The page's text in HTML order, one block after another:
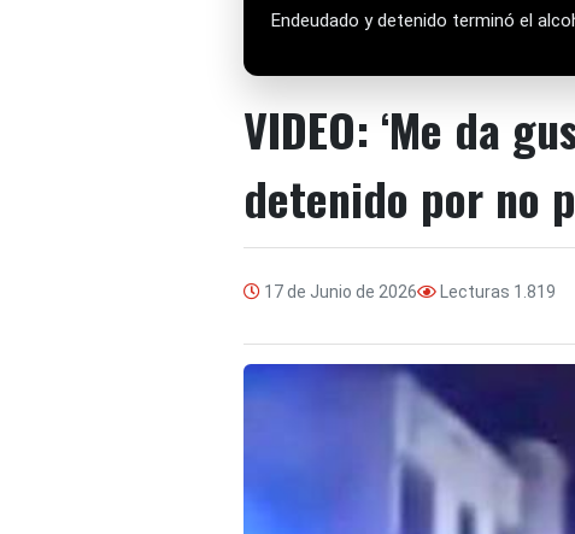
Endeudado y detenido terminó el
VIDEO: ‘Me da
detenido por no
17 de Junio de 2026 Lecturas 1.819